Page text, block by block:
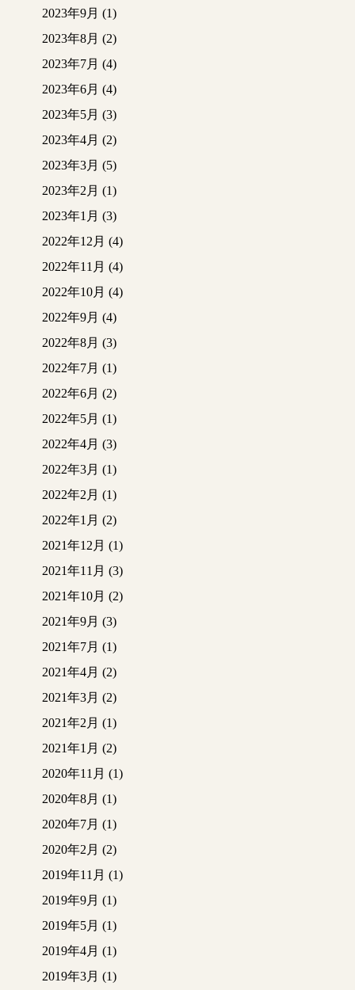
2023年9月 (1)
2023年8月 (2)
2023年7月 (4)
2023年6月 (4)
2023年5月 (3)
2023年4月 (2)
2023年3月 (5)
2023年2月 (1)
2023年1月 (3)
2022年12月 (4)
2022年11月 (4)
2022年10月 (4)
2022年9月 (4)
2022年8月 (3)
2022年7月 (1)
2022年6月 (2)
2022年5月 (1)
2022年4月 (3)
2022年3月 (1)
2022年2月 (1)
2022年1月 (2)
2021年12月 (1)
2021年11月 (3)
2021年10月 (2)
2021年9月 (3)
2021年7月 (1)
2021年4月 (2)
2021年3月 (2)
2021年2月 (1)
2021年1月 (2)
2020年11月 (1)
2020年8月 (1)
2020年7月 (1)
2020年2月 (2)
2019年11月 (1)
2019年9月 (1)
2019年5月 (1)
2019年4月 (1)
2019年3月 (1)